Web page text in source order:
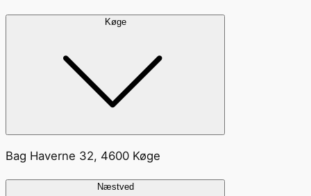
Køge
Bag Haverne 32, 4600 Køge
Næstved